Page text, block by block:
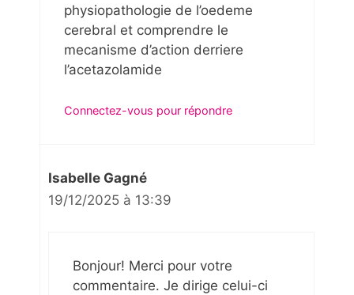
physiopathologie de l’oedeme
cerebral et comprendre le
mecanisme d’action derriere
l’acetazolamide
Connectez-vous pour répondre
Isabelle Gagné
19/12/2025 à 13:39
Bonjour! Merci pour votre
commentaire. Je dirige celui-ci